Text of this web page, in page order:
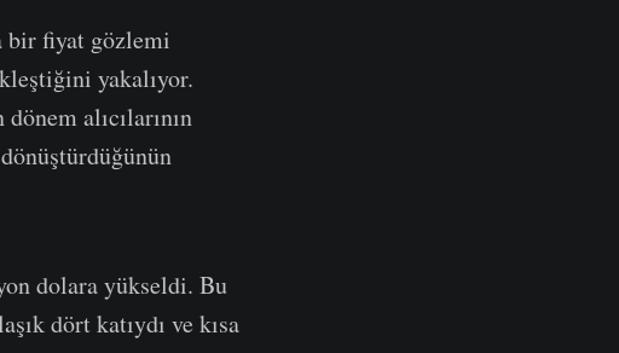
bir fiyat gözlemi
yakalıyor.
alıcılarının
dolara yükseldi. Bu
dört katıydı ve kısa